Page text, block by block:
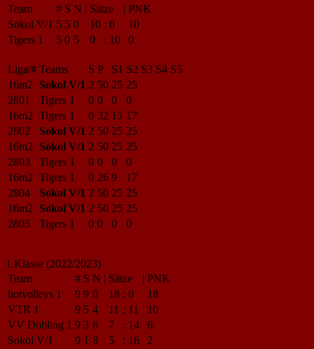
Team
# S N | Sätze | PNK
Sokol V/1 5 5 0 10 : 0
10
Tigers 1
5 0 5 0 : 10 0
Liga/# Teams S P S1 S2 S3 S4 S5
16m2
Sokol V/1 2 50 25 25
2801
Tigers 1 0 0 0
0
16m2 Tigers 1 0 32 15 17
2802
Sokol V/1 2 50 25 25
16m2
Sokol V/1 2 50 25 25
2803
Tigers 1 0 0 0
0
16m2 Tigers 1 0 26 9
17
2804
Sokol V/1 2 50 25 25
16m2
Sokol V/1 2 50 25 25
2805
Tigers 1 0 0 0 0
1.Klasse (2022/2023)
Team
# S N | Sätze | PNK
hotvolleys 1
9 9 0 18 : 0
18
VTR 1
9 5 4 11 : 11
10
VV Döbling 1 9 3 6 7 : 14
6
Sokol V/1
9 1 8 5 : 16 2